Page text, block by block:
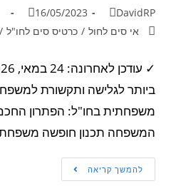
DavidRP
16/05/2023
אי סים לחול / כרטיס סים לחו"ל /
ביותר לגלישה ותקשורת
משפחתית בחו"ל: הפתרון
המשפחה תכנון חופשה
להמשך קריאה